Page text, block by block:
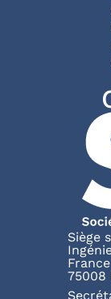
Siège
75008